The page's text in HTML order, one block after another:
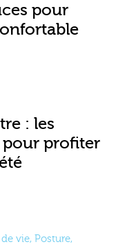
pour
: les
profiter
vie, Posture,